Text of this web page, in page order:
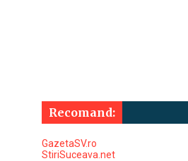
Recomand:
GazetaSV.ro
StiriSuceava.net